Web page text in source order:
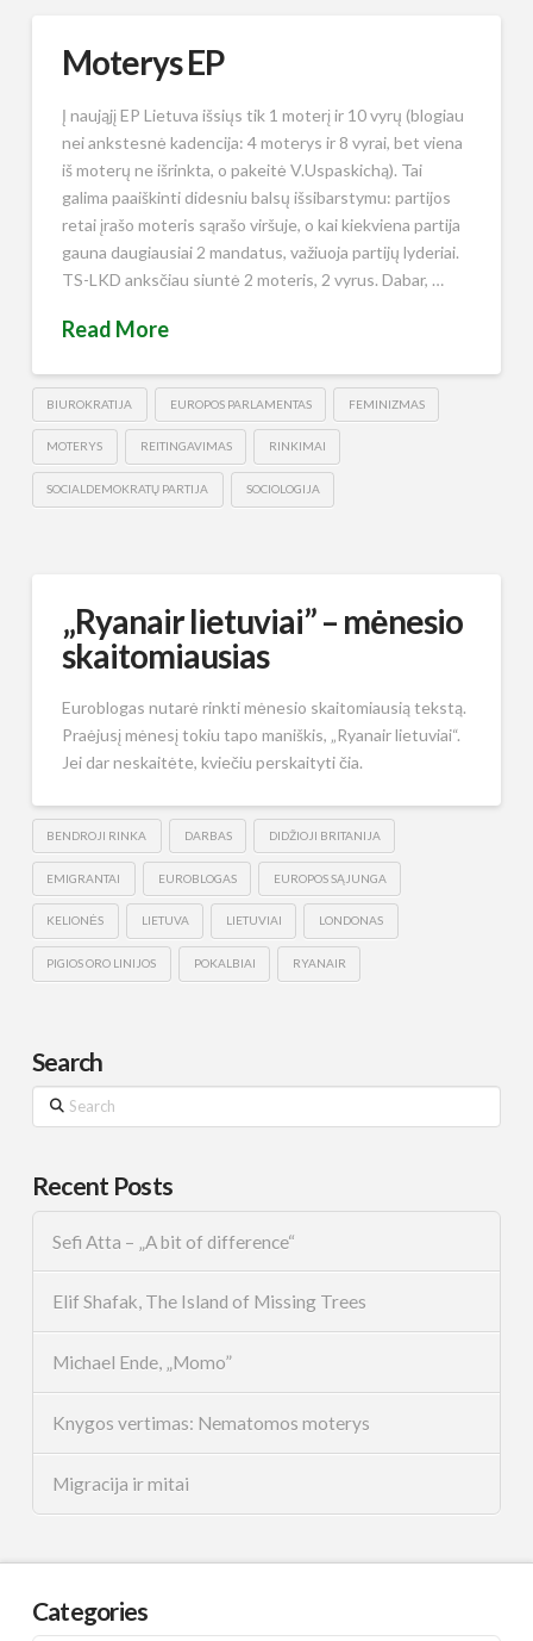
Moterys EP
Į naująjį EP Lietuva išsiųs tik 1 moterį ir 10 vyrų (blogiau
nei ankstesnė kadencija: 4 moterys ir 8 vyrai, bet viena
iš moterų ne išrinkta, o pakeitė V.Uspaskichą). Tai
galima paaiškinti didesniu balsų išsibarstymu: partijos
retai įrašo moteris sąrašo viršuje, o kai kiekviena partija
gauna daugiausiai 2 mandatus, važiuoja partijų lyderiai.
TS-LKD anksčiau siuntė 2 moteris, 2 vyrus. Dabar, …
Read More
BIUROKRATIJA EUROPOS PARLAMENTAS FEMINIZMAS
MOTERYS REITINGAVIMAS RINKIMAI
SOCIALDEMOKRATŲ PARTIJA SOCIOLOGIJA
„Ryanair lietuviai” – mėnesio
skaitomiausias
Euroblogas nutarė rinkti mėnesio skaitomiausią tekstą.
Praėjusį mėnesį tokiu tapo maniškis, „Ryanair lietuviai“.
Jei dar neskaitėte, kviečiu perskaityti čia.
BENDROJI RINKA DARBAS DIDŽIOJI BRITANIJA
EMIGRANTAI EUROBLOGAS EUROPOS SĄJUNGA
KELIONĖS LIETUVA LIETUVIAI LONDONAS
PIGIOS ORO LINIJOS POKALBIAI RYANAIR
Search
Search
Recent Posts
Sefi Atta – „A bit of difference“
Elif Shafak, The Island of Missing Trees
Michael Ende, „Momo”
Knygos vertimas: Nematomos moterys
Migracija ir mitai
Categories